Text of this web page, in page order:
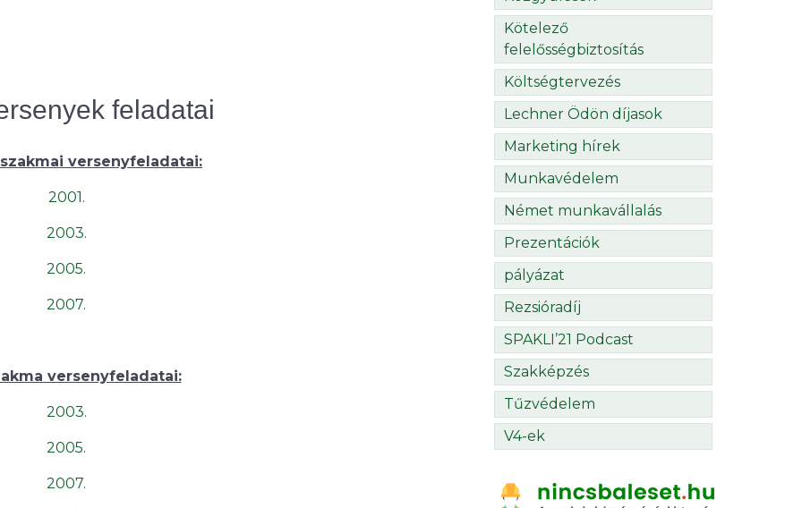
feladatai
versenyfeladatai:
2001.
2003.
2005.
2007.
versenyfeladatai:
2003.
2005.
2007.
Kötelező
felelősségbiztosítás
Költségtervezés
Lechner Ödön díjasok
Marketing hírek
Munkavédelem
Német munkavállalás
Prezentációk
pályázat
Rezsióradíj
SPAKLI’21 Podcast
Szakképzés
Tűzvédelem
V4-ek